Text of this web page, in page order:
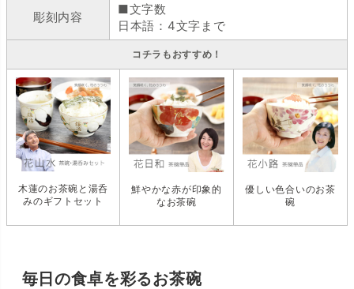
彫刻内容
■文字数
日本語：4文字まで
コチラもおすすめ！
木蓮のお茶碗と湯呑
みのギフトセット
鮮やかな赤が印象的
なお茶碗
優しい色合いのお茶
碗
毎日の食卓を彩るお茶碗